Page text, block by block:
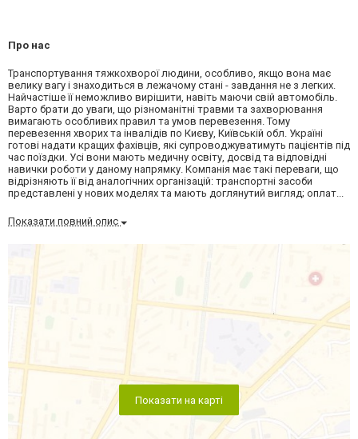
Про нас
Транспортування тяжкохворої людини, особливо, якщо вона має
велику вагу і знаходиться в лежачому стані - завдання не з легких.
Найчастіше її неможливо вирішити, навіть маючи свій автомобіль.
Варто брати до уваги, що різноманітні травми та захворювання
вимагають особливих правил та умов перевезення. Тому
перевезення хворих та інвалідів по Києву, Київській обл. Україні
готові надати кращих фахівців, які супроводжуватимуть пацієнтів під
час поїздки. Усі вони мають медичну освіту, досвід та відповідні
навички роботи у даному напрямку. Компанія має такі переваги, що
відрізняють її від аналогічних організацій: транспортні засоби
представлені у нових моделях та мають доглянутий вигляд; оплат...
Показати повний опис
Показати на карті